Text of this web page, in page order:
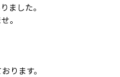
ました。
。
ります。